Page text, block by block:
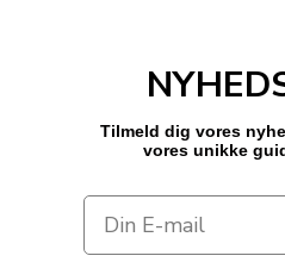
Tilmeld dig vores
vores unikke